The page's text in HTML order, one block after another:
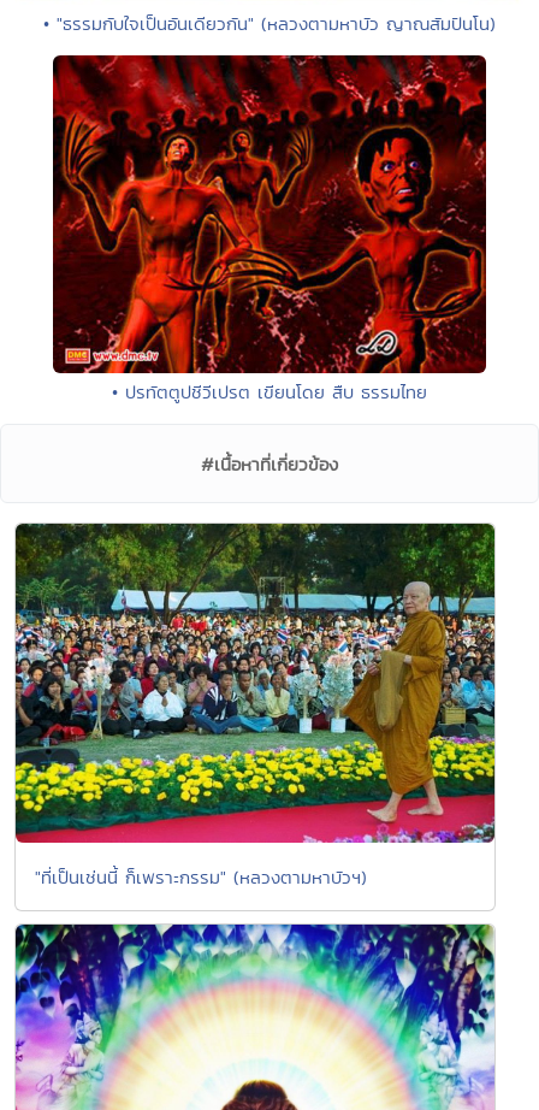
• "ธรรมกับใจเป็นอันเดียวกัน" (หลวงตามหาบัว ญาณสัมปันโน)
• ปรทัตตูปชีวีเปรต เขียนโดย สืบ ธรรมไทย
#เนื้อหาที่เกี่ยวข้อง
"ที่เป็นเช่นนี้ ก็เพราะกรรม" (หลวงตามหาบัวฯ)